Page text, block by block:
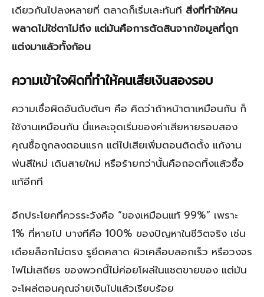
เดียวกันไปลงหลายที่ ตลาดก็เริ่มเละทันที สิ่งที่ทำให้คน
พลาดไม่ใช่ตาไม่ถึง แต่มันคือการตัดสินจากข้อมูลที่ถูก
แต่งมาแล้วทั้งก้อน
ความเข้าใจผิดที่ทำให้คนเสียเงินสองรอบ
ความเชื่อผิดอันดับต้นๆ คือ คิดว่าถ้าหน้าตาเหมือนกัน ก็
ใช้งานเหมือนกัน นี่แหละจุดเริ่มของค่าเสียหายรอบสอง
คุณซื้อถูกลงตอนแรก แต่ไปเสียเพิ่มตอนติดตั้ง แก้งาน
พ่นสีใหม่ เดินสายใหม่ หรือร้ายกว่านั้นคือถอดทิ้งแล้วซื้อ
แท้อีกที
อีกประโยคที่ควรระวังคือ “ของเหมือนแท้ 99%” เพราะ
1% ที่หายไป บางทีคือ 100% ของปัญหาในชีวิตจริง เช่น
เดือยล็อกไม่ตรง รูยึดคลาด ผิวเคลือบลอกเร็ว หรือวงจร
ไฟไม่เสถียร ของพวกนี้ไม่ค่อยโผล่ในแชตขายของ แต่มัน
จะโผล่ตอนคุณจ่ายเงินไปแล้วเรียบร้อย